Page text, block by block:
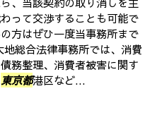
って交渉することも可能で
方はぜひ一度当事務所まで
総合法律事務所では、消費
務整理、消費者被害に関す
東京都港区など...